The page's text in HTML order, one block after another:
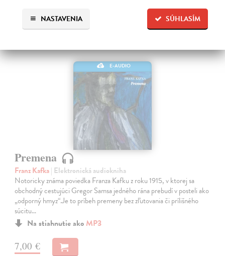
SÚHLASÍM
NASTAVENIA
E-AUDIO
Premena
Franz Kafka| Elektronická audiokniha
Notoricky známa poviedka Franza Kafku z roku 1915, v ktorej sa
obchodný cestujúci Gregor Samsa jedného rána prebudí v posteli ako
„odporný hmyz“.Je to príbeh premeny bez zľutovania či prílišného
súcitu…
Na stiahnutie ako MP3
7,00 €